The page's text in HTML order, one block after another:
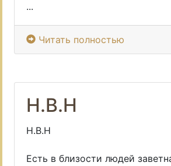
...
Читать полностью
Н.В.Н
Н.В.Н
Есть в близости людей